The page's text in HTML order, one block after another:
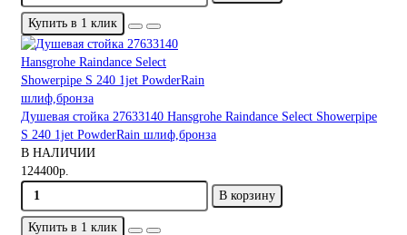
Купить в 1 клик
Душевая стойка 27633140 Hansgrohe Raindance Select Showerpipe
S 240 1jet PowderRain шлиф,бронза
В НАЛИЧИИ
124400р.
В корзину
Купить в 1 клик